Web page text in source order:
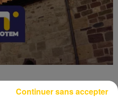
Continuer sans accepter